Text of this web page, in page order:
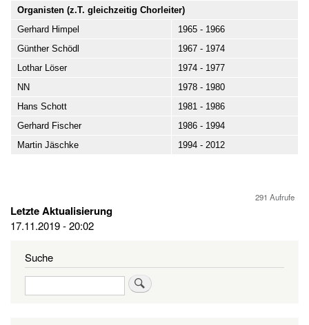
Organisten (z.T. gleichzeitig Chorleiter)
Gerhard Himpel
1965 - 1966
Günther Schödl
1967 - 1974
Lothar Löser
1974 - 1977
NN
1978 - 1980
Hans Schott
1981 - 1986
Gerhard Fischer
1986 - 1994
Martin Jäschke
1994 - 2012
291 Aufrufe
Letzte Aktualisierung
17.11.2019 - 20:02
Suche
Suche